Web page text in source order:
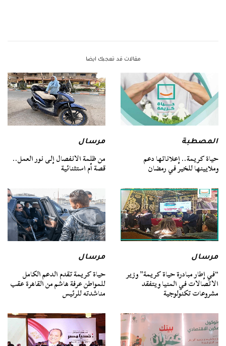
مقالات قد تعجبك ايضا
المصطبة
حياة كريمة.. إعلاناتها دعم
وملايينها للخير في رمضان
مرسال
من ظلمة الانفصال إلى نور العمل..
قصة أم استثنائية
مرسال
“في إطار مبادرة حياة كريمة” وزير
الاتصالات في المنيا ويتفقد
مشروعات تكنولوجية
مرسال
حياة كريمة تقدم الدعم الكامل
للمواطن عرفة هاشم من القاهرة عقب
مناشدته للرئيس